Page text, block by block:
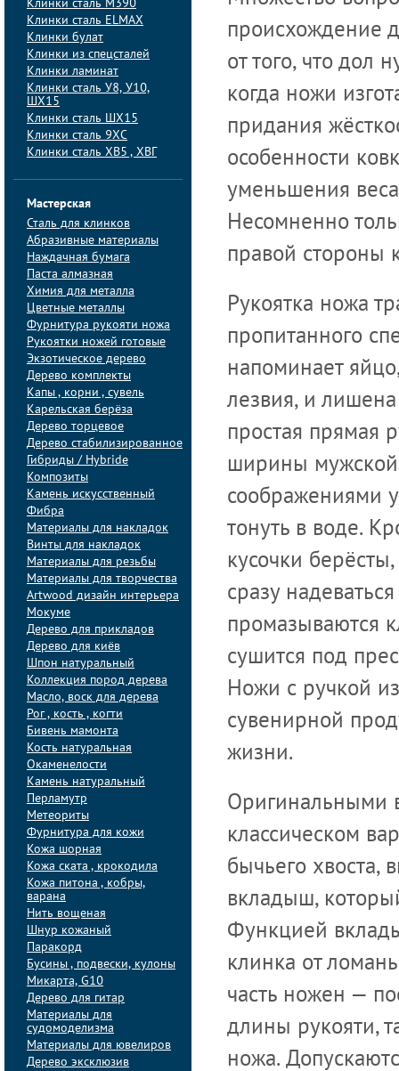
Клинки сталь M390
Клинки сталь ELMAX
Клинки булат
Клинки из спецсталей
Клинки ламинат
Клинки сталь У8, У10,
ШХ15
Клинки сталь ШХ15
Клинки сталь 9ХС
Клинки сталь ХВ5 , ХВГ
Мастерская
Сталь для клинков
Абразивные материалы
Наждачная бумага
Паста алмазная
Химия для металла
Цветные металлы
Фурнитура рукояти ножа
Рукоятки ножей готовые
Экзотическое дерево
Дерево комплекты
Капы , корни , сувель
Карельская берёза
Дерево торцевое
Дерево стабилизированное
Гибриды / Hybride
Композиты
Камень искусственный
Фибра
Материалы для накладок
Винты для накладок
Материалы для резьбы
Материалы для творчества
Artwood дизайн интерьера
Мокуме
Дерево для прикладов
Дерево для киёв
Шпон натуральный
Коллекция пород дерева
Масло, воск для дерева
Рог , кость , когти
Бивень мамонта
Кость натуральная
Окаменелости
Камень натуральный
Перламутр
Метеориты
Фурнитура для кожи
Кожа шорная
Кожа ската , крокодила
Кожа питона , кобры,
варана
Нить вощеная
Шнур кожаный
Паракорд
Бусины , подвески, кулоны
Микарта, G10
Дерево для гитар
Материалы для
судомоделизма
Материалы для ювелиров
Дерево эксклюзив
происхождение
от того, что дол
когда ножи
придания
особенности
уменьшения
Несомненно
правой стороны
Рукоятка ножа
пропитанного
напоминает
лезвия, и
простая прямая
ширины мужской
соображениями
тонуть в воде.
кусочки
сразу
промазываются
сушится под
Ножи с ручкой
сувенирной
жизни.
Оригинальными
классическом
бычьего хвоста,
вкладыш,
Функцией
клинка от
часть ножен —
длины рукояти,
ножа.